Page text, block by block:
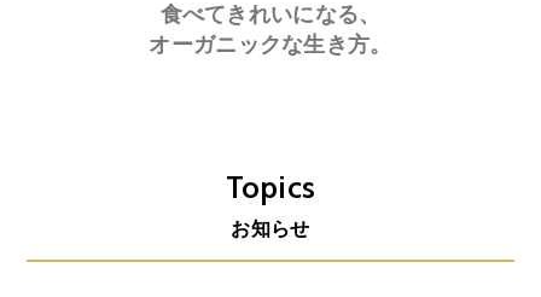
食べてきれいになる、
オーガニックな生き方。
Topics
お知らせ